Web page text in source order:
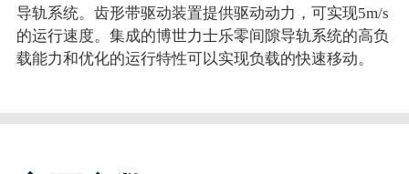
导轨系统。齿形带驱动装置提供驱动动力，可实现5m/s
的运行速度。集成的博世力士乐零间隙导轨系统的高负
载能力和优化的运行特性可以实现负载的快速移动。